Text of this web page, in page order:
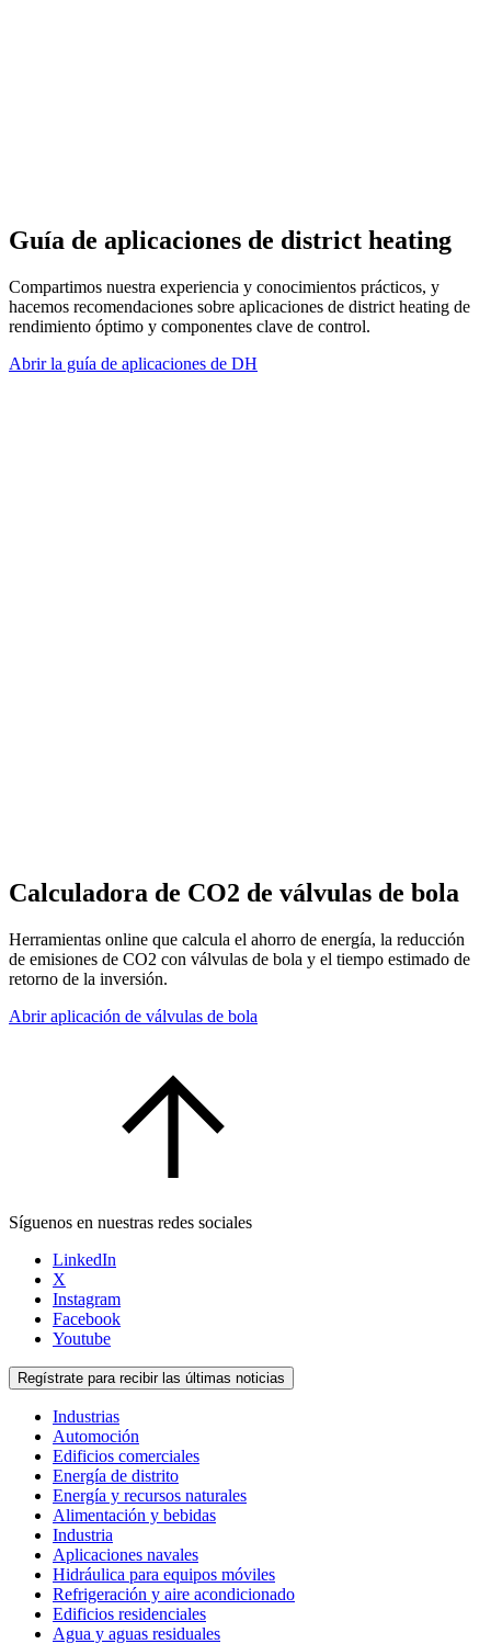
Guía de aplicaciones de district heating
Compartimos nuestra experiencia y conocimientos prácticos, y
hacemos recomendaciones sobre aplicaciones de district heating de
rendimiento óptimo y componentes clave de control.
Abrir la guía de aplicaciones de DH
Calculadora de CO2 de válvulas de bola
Herramientas online que calcula el ahorro de energía, la reducción
de emisiones de CO2 con válvulas de bola y el tiempo estimado de
retorno de la inversión.
Abrir aplicación de válvulas de bola
Síguenos en nuestras redes sociales
LinkedIn
X
Instagram
Facebook
Youtube
Regístrate para recibir las últimas noticias
Industrias
Automoción
Edificios comerciales
Energía de distrito
Energía y recursos naturales
Alimentación y bebidas
Industria
Aplicaciones navales
Hidráulica para equipos móviles
Refrigeración y aire acondicionado
Edificios residenciales
Agua y aguas residuales